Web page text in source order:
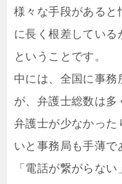
様々な手段がある
に長く根差している
ということです。
中には、全国に事務
が、弁護士総数は多
弁護士が少なかった
いと事務局も手薄で
「電話が繋がらな